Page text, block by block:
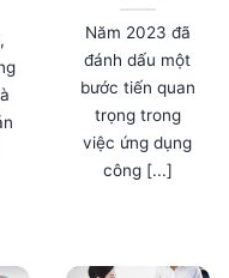
Năm 2023 đã
đánh dấu một
bước tiến quan
trọng trong
việc ứng dụng
công [...]